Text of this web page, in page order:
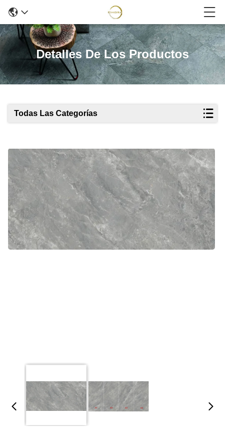
Detalles De Los Productos
Todas Las Categorías